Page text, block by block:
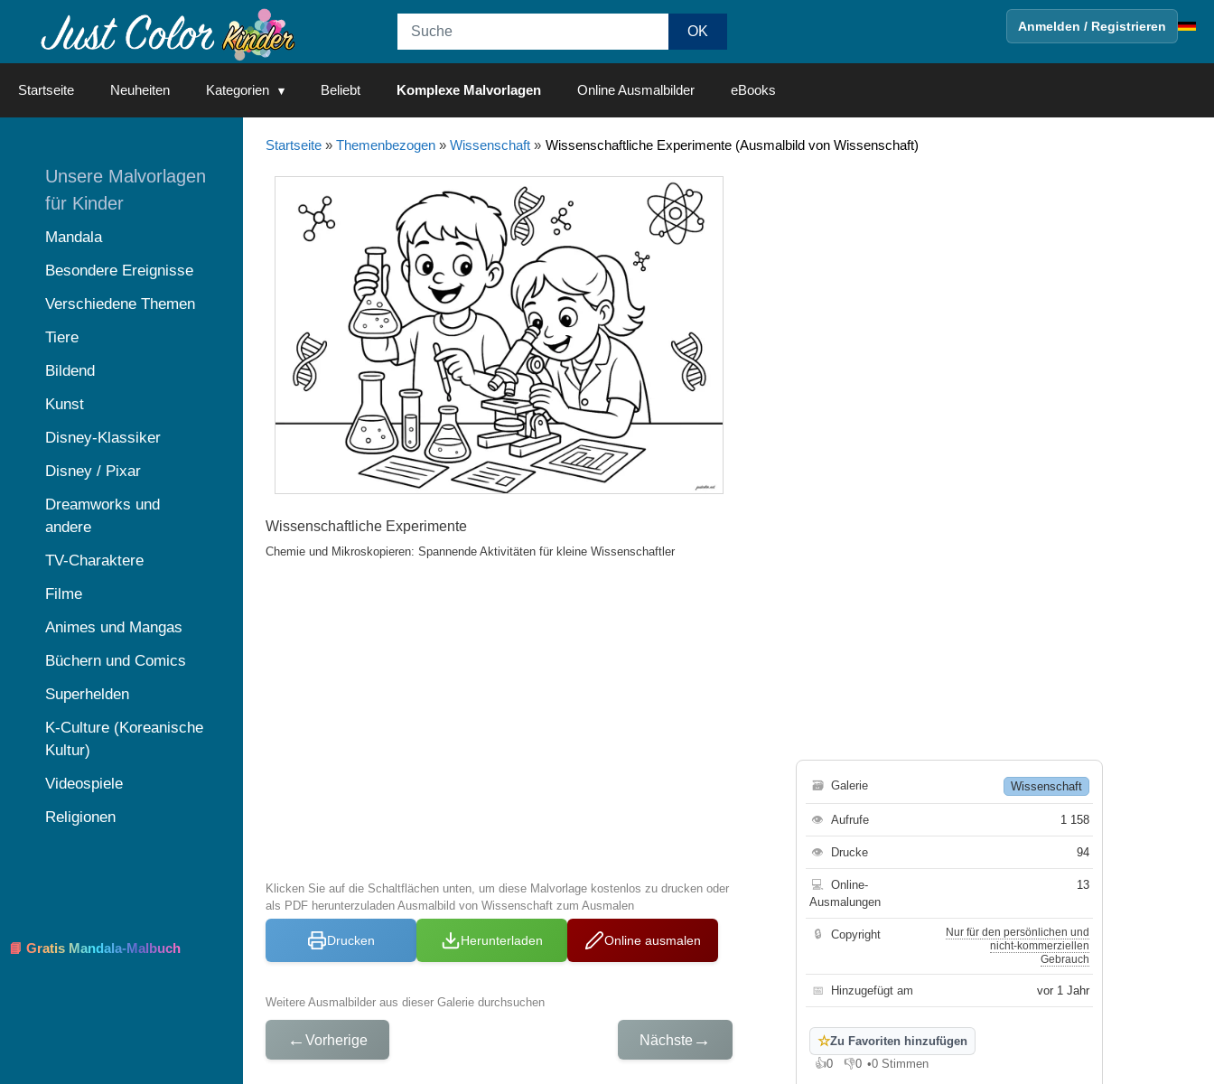
Anmelden / Registrieren
Startseite Neuheiten Kategorien Beliebt Komplexe Malvorlagen Online Ausmalbilder eBooks
Startseite» Themenbezogen» Wissenschaft» Wissenschaftliche Experimente (Ausmalbild von Wissenschaft)
Wissenschaftliche Experimente
Chemie und Mikroskopieren: Spannende Aktivitäten für kleine Wissenschaftler
Klicken Sie auf die Schaltflächen unten, um diese Malvorlage kostenlos zu drucken oder
als PDF herunterzuladen Ausmalbild von Wissenschaft zum Ausmalen
Drucken Herunterladen Online ausmalen
Weitere Ausmalbilder aus dieser Galerie durchsuchen
← Vorherige Nächste →
🗃 Galerie Wissenschaft
👁 Aufrufe 1 158
👁 Drucke 94
💻
Online-
Ausmalungen
13
🔒 Copyright
Nur für den persönlichen und
nicht-kommerziellen
Gebrauch
📅 Hinzugefügt am vor 1 Jahr
☆Zu Favoriten hinzufügen
👍0
Gefällt mir
👎0
Gefällt mir nicht
•0 Stimmen
Unsere Malvorlagen
für Kinder
Mandala
Besondere Ereignisse
Verschiedene Themen
Tiere
Bildend
Kunst
Disney-Klassiker
Disney / Pixar
Dreamworks und
andere
TV-Charaktere
Filme
Animes und Mangas
Büchern und Comics
Superhelden
K-Culture (Koreanische
Kultur)
Videospiele
Religionen
📘 Gratis Mandala-Malbuch